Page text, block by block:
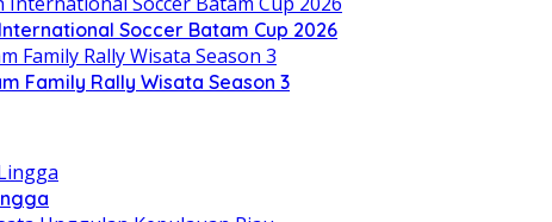
Soccer Batam Cup 2026
Family Rally Wisata Season 3